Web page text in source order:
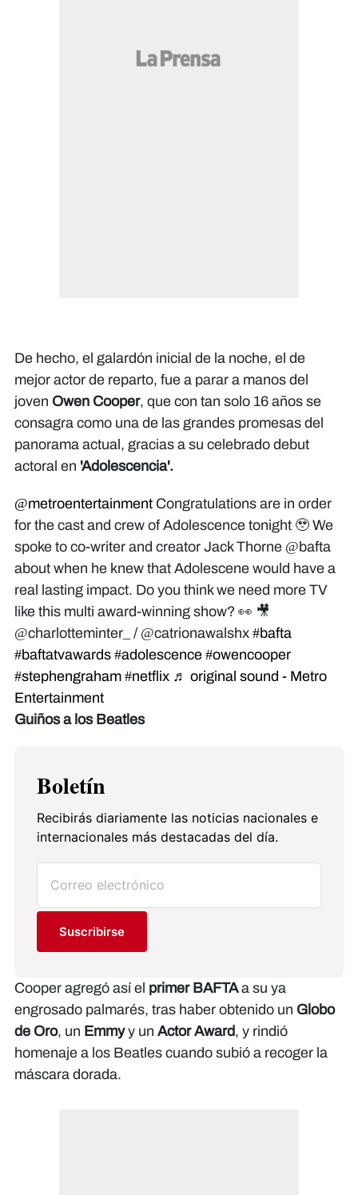
De hecho, el galardón inicial de la noche, el de
mejor actor de reparto, fue a parar a manos del
joven Owen Cooper, que con tan solo 16 años se
consagra como una de las grandes promesas del
panorama actual, gracias a su celebrado debut
actoral en 'Adolescencia'.
@metroentertainment Congratulations are in order
for the cast and crew of Adolescence tonight 🥹 We
spoke to co-writer and creator Jack Thorne @bafta
about when he knew that Adolescene would have a
real lasting impact. Do you think we need more TV
like this multi award-winning show? 👀 🎥
@charlotteminter_ / @catrionawalshx #bafta
#baftatvawards #adolescence #owencooper
#stephengraham #netflix ♬ original sound - Metro
Entertainment
Guiños a los Beatles
Boletín
Recibirás diariamente las noticias nacionales e
internacionales más destacadas del día.
Suscribirse
Cooper agregó así el primer BAFTAa su ya
engrosado palmarés, tras haber obtenido un Globo
de Oro, un Emmyy un Actor Award, y rindió
homenaje a los Beatles cuando subió a recoger la
máscara dorada.